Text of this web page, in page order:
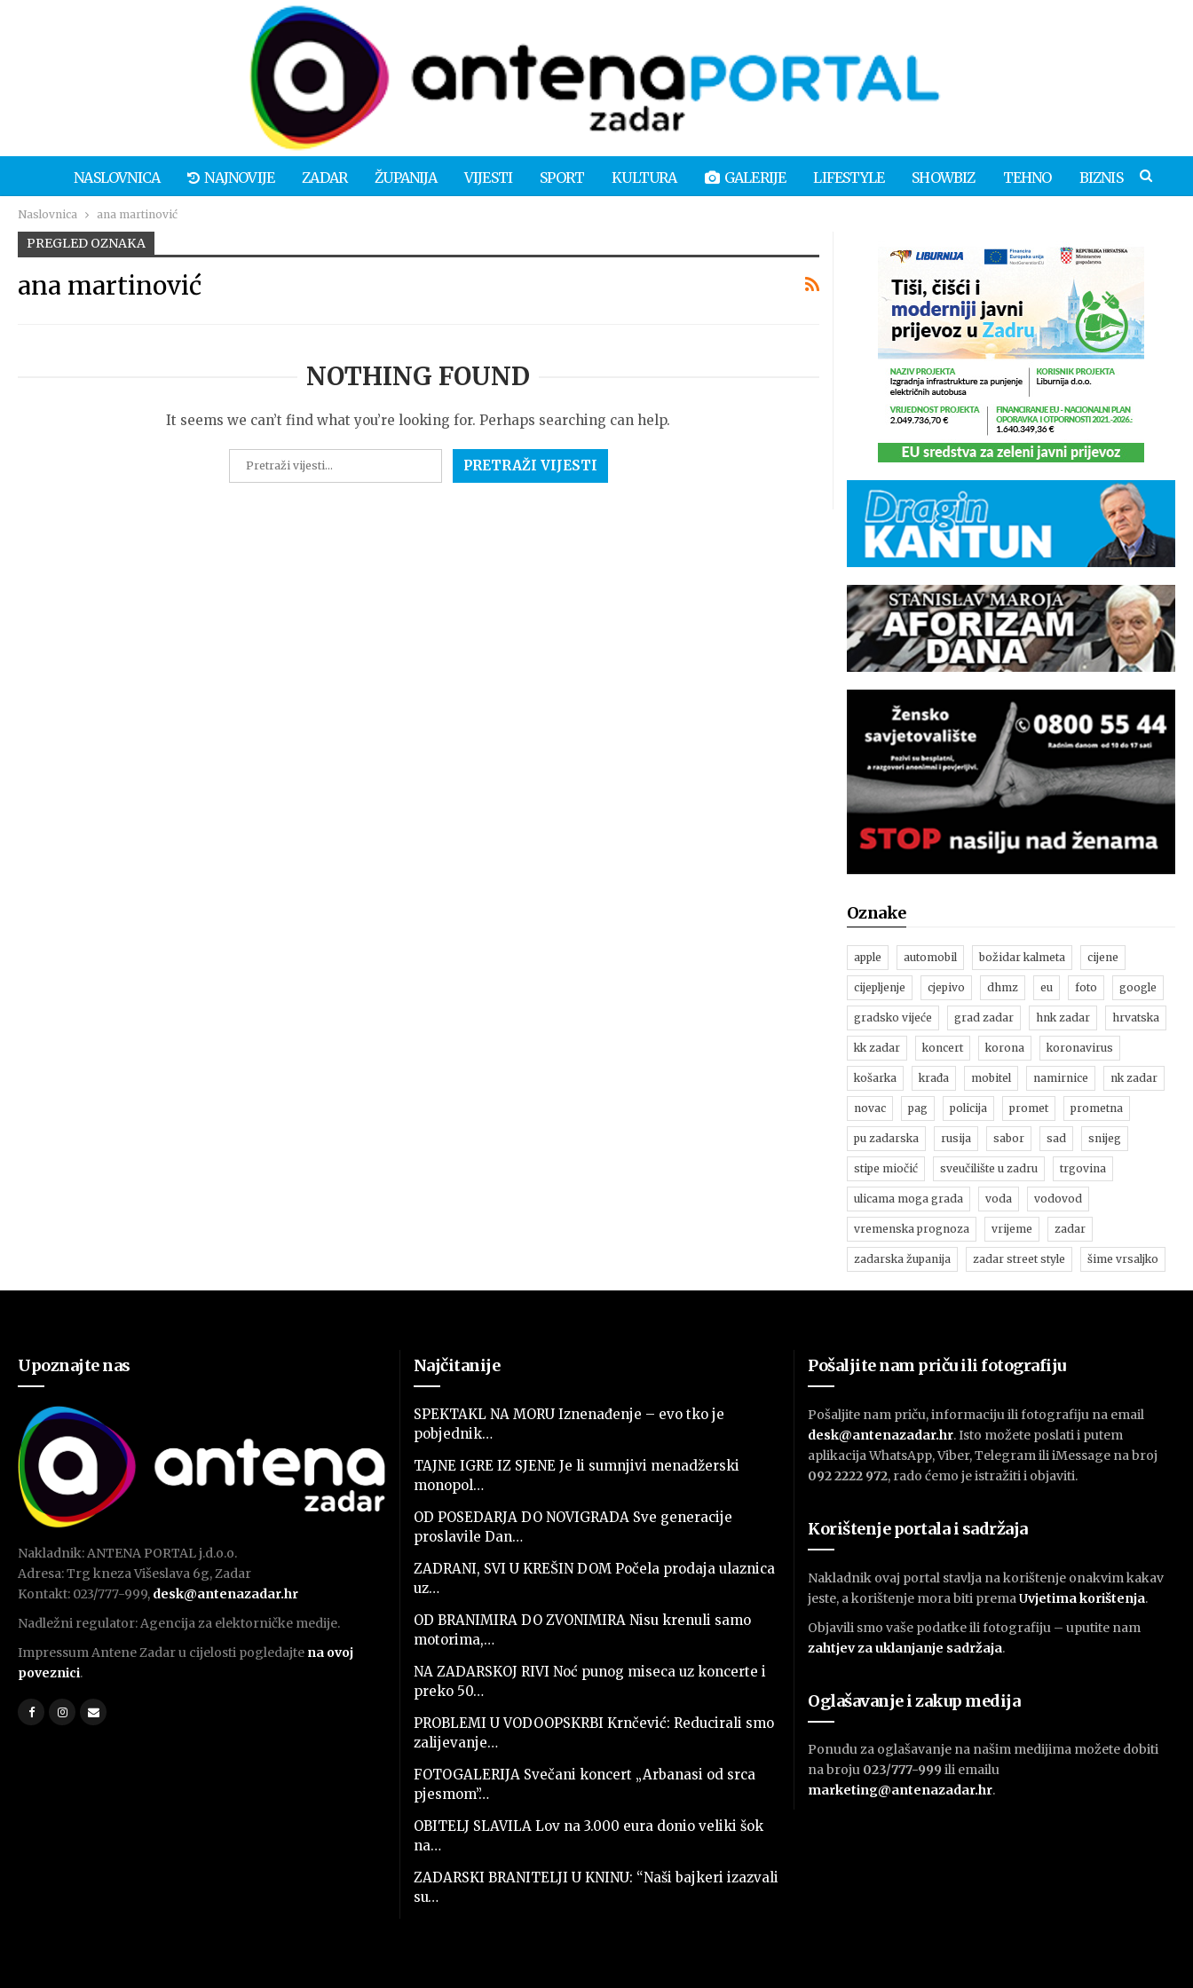
NASLOVNICA NAJNOVIJE ZADAR ŽUPANIJA VIJESTI SPORT KULTURA GALERIJE LIFESTYLE SHOWBIZ TEHNO BIZNIS
Naslovnica ana martinović
PREGLED OZNAKA
ana martinović
NOTHING FOUND
It seems we can’t find what you’re looking for. Perhaps searching can help.
Oznake
apple automobil božidar kalmeta cijene
cijepljenje cjepivo dhmz eu foto google
gradsko vijeće grad zadar hnk zadar hrvatska
kk zadar koncert korona koronavirus
košarka krađa mobitel namirnice nk zadar
novac pag policija promet prometna
pu zadarska rusija sabor sad snijeg
stipe miočić sveučilište u zadru trgovina
ulicama moga grada voda vodovod
vremenska prognoza vrijeme zadar
zadarska županija zadar street style šime vrsaljko
Upoznajte nas
Nakladnik: ANTENA PORTAL j.d.o.o.
Adresa: Trg kneza Višeslava 6g, Zadar
Kontakt: 023/777-999, desk@antenazadar.hr
Nadležni regulator: Agencija za elektorničke medije.
Impressum Antene Zadar u cijelosti pogledajte na ovoj
poveznici.
Najčitanije
SPEKTAKL NA MORU Iznenađenje – evo tko je
pobjednik…
TAJNE IGRE IZ SJENE Je li sumnjivi menadžerski
monopol…
OD POSEDARJA DO NOVIGRADA Sve generacije
proslavile Dan…
ZADRANI, SVI U KREŠIN DOM Počela prodaja ulaznica
uz…
OD BRANIMIRA DO ZVONIMIRA Nisu krenuli samo
motorima,…
NA ZADARSKOJ RIVI Noć punog miseca uz koncerte i
preko 50…
PROBLEMI U VODOOPSKRBI Krnčević: Reducirali smo
zalijevanje…
FOTOGALERIJA Svečani koncert „Arbanasi od srca
pjesmom”…
OBITELJ SLAVILA Lov na 3.000 eura donio veliki šok
na…
ZADARSKI BRANITELJI U KNINU: “Naši bajkeri izazvali
su…
Pošaljite nam priču ili fotografiju
Pošaljite nam priču, informaciju ili fotografiju na email
desk@antenazadar.hr. Isto možete poslati i putem
aplikacija WhatsApp, Viber, Telegram ili iMessage na broj
092 2222 972, rado ćemo je istražiti i objaviti.
Korištenje portala i sadržaja
Nakladnik ovaj portal stavlja na korištenje onakvim kakav
jeste, a korištenje mora biti premaUvjetima korištenja.
Objavili smo vaše podatke ili fotografiju – uputite nam
zahtjev za uklanjanje sadržaja.
Oglašavanje i zakup medija
Ponudu za oglašavanje na našim medijima možete dobiti
na broju 023/777-999 ili emailu
marketing@antenazadar.hr.